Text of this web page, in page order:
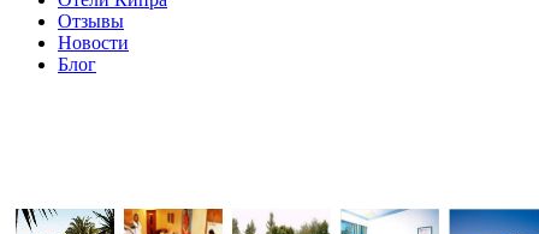
Отзывы
Новости
Блог